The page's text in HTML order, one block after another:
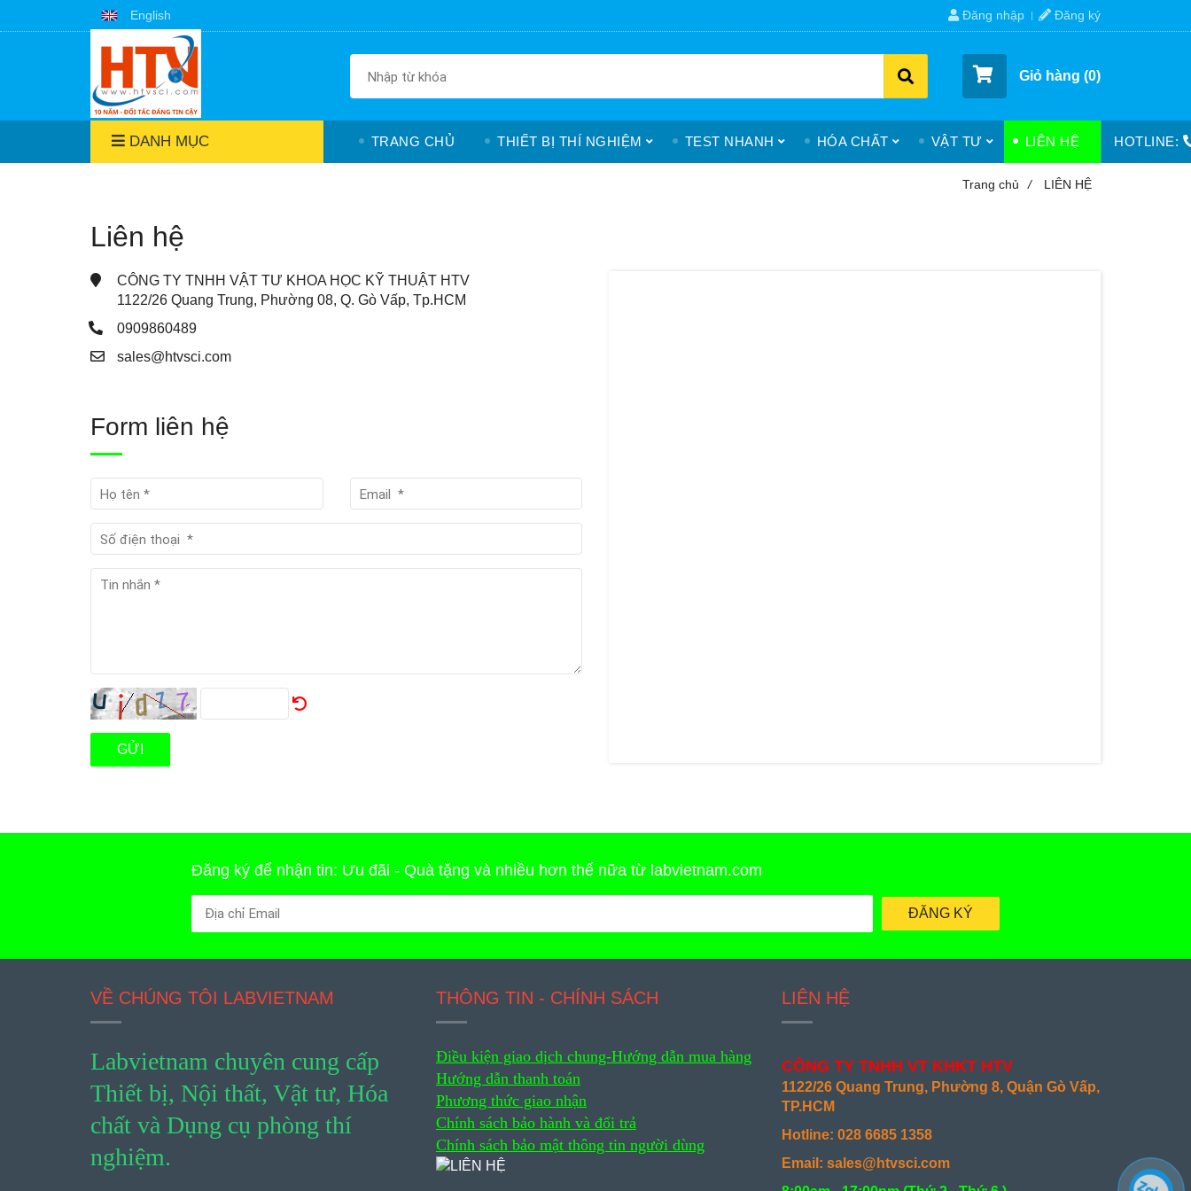
English Đăng nhập Đăng ký
Giỏ hàng (0)
DANH MỤC TRANG CHỦ THIẾT BỊ THÍ NGHIỆM TEST NHANH HÓA CHẤT VẬT TƯ LIÊN HỆ HOTLINE:
Trang chủ / LIÊN HỆ
Liên hệ
CÔNG TY TNHH VẬT TƯ KHOA HỌC KỸ THUẬT HTV
1122/26 Quang Trung, Phường 08, Q. Gò Vấp, Tp.HCM
0909860489
sales@htvsci.com
Form liên hệ
GỬI
Đăng ký để nhận tin: Ưu đãi - Quà tặng và nhiều hơn thế nữa từ labvietnam.com
ĐĂNG KÝ
VỀ CHÚNG TÔI LABVIETNAM
Labvietnam chuyên cung cấp
Thiết bị, Nội thất, Vật tư, Hóa
chất và Dụng cụ phòng thí
nghiệm.
THÔNG TIN - CHÍNH SÁCH
Điều kiện giao dịch chung-Hướng dẫn mua hàng
Hướng dẫn thanh toán
Phương thức giao nhận
Chính sách bảo hành và đổi trả
Chính sách bảo mật thông tin người dùng
LIÊN HỆ
CÔNG TY TNHH VT KHKT HTV
1122/26 Quang Trung, Phường 8, Quận Gò Vấp,
TP.HCM
Hotline: 028 6685 1358
Email: sales@htvsci.com